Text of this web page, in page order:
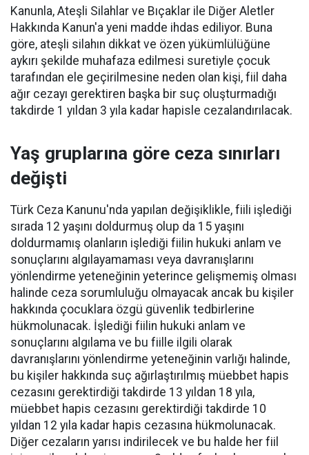
Kanunla, Ateşli Silahlar ve Bıçaklar ile Diğer Aletler
Hakkında Kanun'a yeni madde ihdas ediliyor. Buna
göre, ateşli silahın dikkat ve özen yükümlülüğüne
aykırı şekilde muhafaza edilmesi suretiyle çocuk
tarafından ele geçirilmesine neden olan kişi, fiil daha
ağır cezayı gerektiren başka bir suç oluşturmadığı
takdirde 1 yıldan 3 yıla kadar hapisle cezalandırılacak.
Yaş gruplarına göre ceza sınırları
değişti
Türk Ceza Kanunu'nda yapılan değişiklikle, fiili işlediği
sırada 12 yaşını doldurmuş olup da 15 yaşını
doldurmamış olanların işlediği fiilin hukuki anlam ve
sonuçlarını algılayamaması veya davranışlarını
yönlendirme yeteneğinin yeterince gelişmemiş olması
halinde ceza sorumluluğu olmayacak ancak bu kişiler
hakkında çocuklara özgü güvenlik tedbirlerine
hükmolunacak. İşlediği fiilin hukuki anlam ve
sonuçlarını algılama ve bu fiille ilgili olarak
davranışlarını yönlendirme yeteneğinin varlığı halinde,
bu kişiler hakkında suç ağırlaştırılmış müebbet hapis
cezasını gerektirdiği takdirde 13 yıldan 18 yıla,
müebbet hapis cezasını gerektirdiği takdirde 10
yıldan 12 yıla kadar hapis cezasına hükmolunacak.
Diğer cezaların yarısı indirilecek ve bu halde her fiil